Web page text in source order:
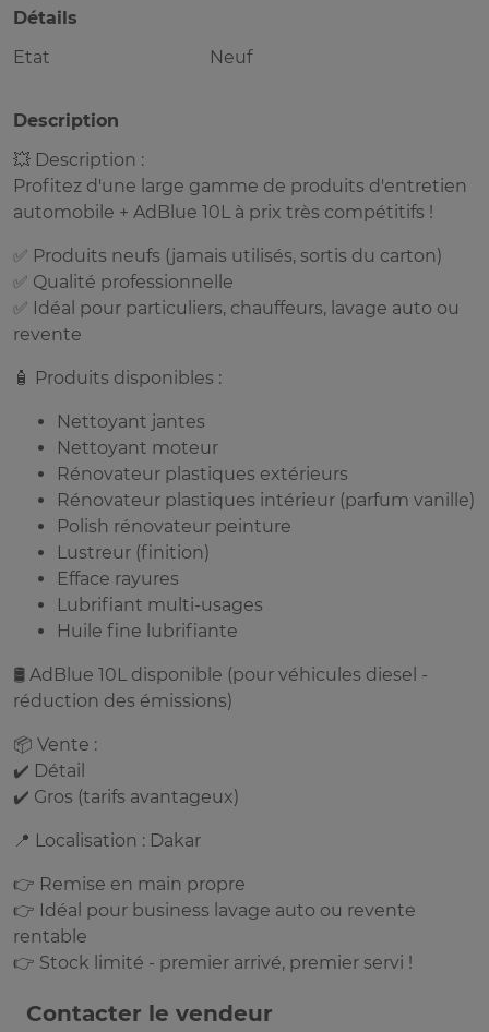
Détails
Etat
Neuf
Description
💥 Description :
Profitez d'une large gamme de produits d'entretien
automobile + AdBlue 10L à prix très compétitifs !
✅ Produits neufs (jamais utilisés, sortis du carton)
✅ Qualité professionnelle
✅ Idéal pour particuliers, chauffeurs, lavage auto ou
revente
🧴 Produits disponibles :
Nettoyant jantes
Nettoyant moteur
Rénovateur plastiques extérieurs
Rénovateur plastiques intérieur (parfum vanille)
Polish rénovateur peinture
Lustreur (finition)
Efface rayures
Lubrifiant multi-usages
Huile fine lubrifiante
🛢️ AdBlue 10L disponible (pour véhicules diesel -
réduction des émissions)
📦 Vente :
✔️ Détail
✔️ Gros (tarifs avantageux)
📍 Localisation : Dakar
👉 Remise en main propre
👉 Idéal pour business lavage auto ou revente
rentable
👉 Stock limité - premier arrivé, premier servi !
Contacter le vendeur